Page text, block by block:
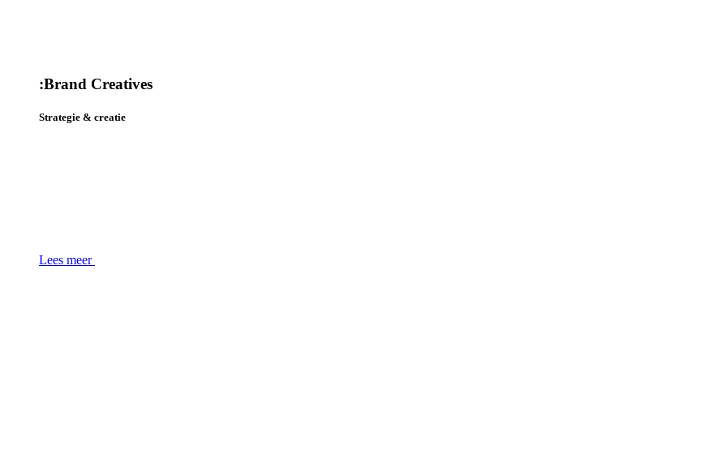
:Brand Creatives
Strategie & creatie
Lees meer